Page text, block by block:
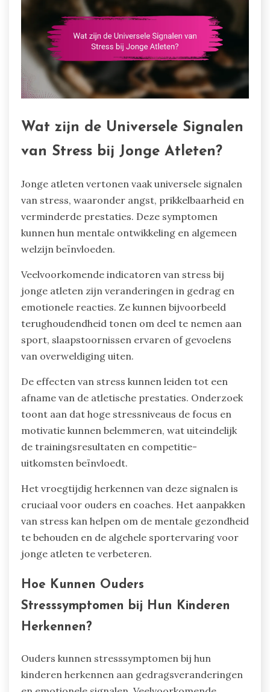
Wat zijn de Universele Signalen
van Stress bij Jonge Atleten?
Jonge atleten vertonen vaak universele signalen
van stress, waaronder angst, prikkelbaarheid en
verminderde prestaties. Deze symptomen
kunnen hun mentale ontwikkeling en algemeen
welzijn beïnvloeden.
Veelvoorkomende indicatoren van stress bij
jonge atleten zijn veranderingen in gedrag en
emotionele reacties. Ze kunnen bijvoorbeeld
terughoudendheid tonen om deel te nemen aan
sport, slaapstoornissen ervaren of gevoelens
van overweldiging uiten.
De effecten van stress kunnen leiden tot een
afname van de atletische prestaties. Onderzoek
toont aan dat hoge stressniveaus de focus en
motivatie kunnen belemmeren, wat uiteindelijk
de trainingsresultaten en competitie-
uitkomsten beïnvloedt.
Het vroegtijdig herkennen van deze signalen is
cruciaal voor ouders en coaches. Het aanpakken
van stress kan helpen om de mentale gezondheid
te behouden en de algehele sportervaring voor
jonge atleten te verbeteren.
Hoe Kunnen Ouders
Stresssymptomen bij Hun Kinderen
Herkennen?
Ouders kunnen stresssymptomen bij hun
kinderen herkennen aan gedragsveranderingen